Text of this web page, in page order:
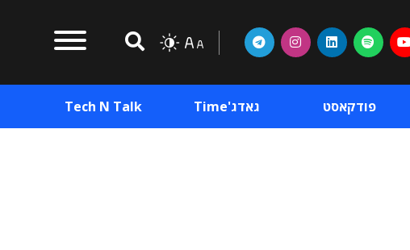
פודקאסט גאדג'Time Tech N Talk